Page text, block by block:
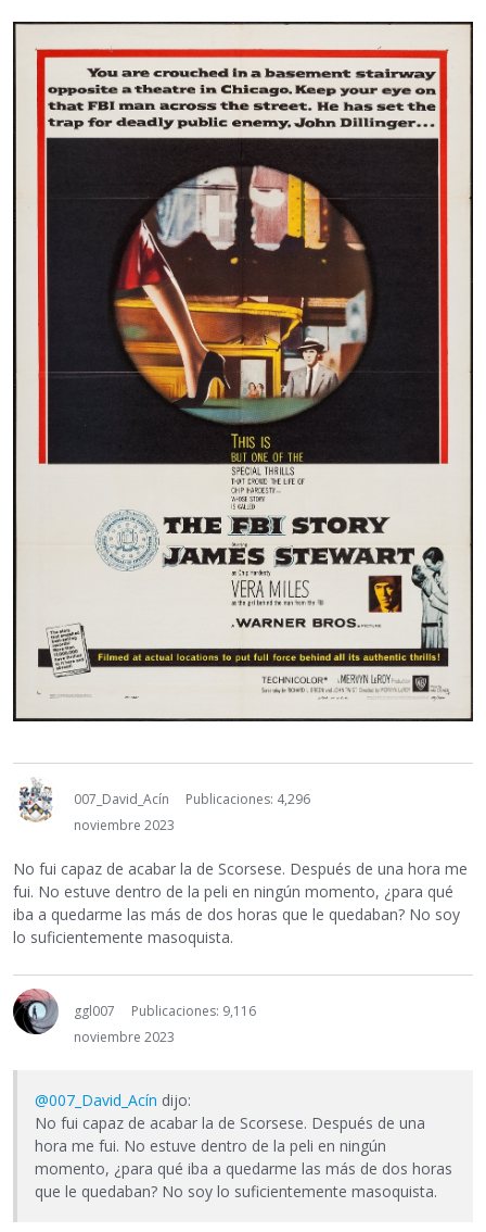
007_David_Acín
Publicaciones: 4,296
noviembre 2023
No fui capaz de acabar la de Scorsese. Después de una hora me
fui. No estuve dentro de la peli en ningún momento, ¿para qué
iba a quedarme las más de dos horas que le quedaban? No soy
lo suficientemente masoquista.
ggl007
Publicaciones: 9,116
noviembre 2023
@007_David_Acín dijo:
No fui capaz de acabar la de Scorsese. Después de una
hora me fui. No estuve dentro de la peli en ningún
momento, ¿para qué iba a quedarme las más de dos horas
que le quedaban? No soy lo suficientemente masoquista.